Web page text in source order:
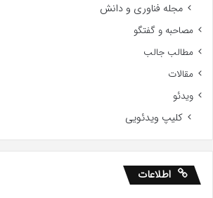
مجله فناوری و دانش
مصاحبه و گفتگو
مطالب جالب
مقالات
ویدئو
کلیپ ویدئویی
اطلاعات